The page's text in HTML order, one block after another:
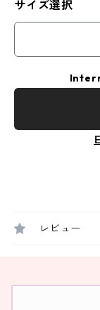
サイズ選択
レビュー